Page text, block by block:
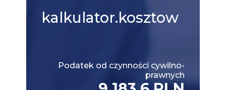
kalkulator.kosztow
Podatek od czynności cywilno-
prawnych